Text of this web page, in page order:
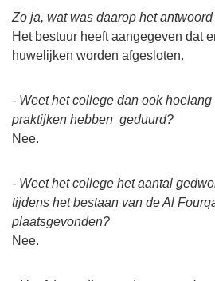
Zo ja, wat was daarop het
Het bestuur heeft aangegeven dat
huwelijken worden afgesloten.
- Weet het college dan ook
praktijken hebben geduurd?
Nee.
- Weet het college het aantal
tijdens het bestaan van de Al
plaatsgevonden?
Nee.